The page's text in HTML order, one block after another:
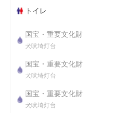
トイレ
国宝・重要文化財
犬吠埼灯台
国宝・重要文化財
犬吠埼灯台
国宝・重要文化財
犬吠埼灯台